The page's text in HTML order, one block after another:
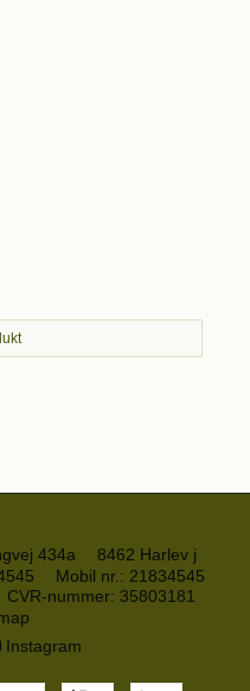
434a
8462 Harlev j
Mobil nr. : 21834545
CVR-nummer: 35803181
Instagram